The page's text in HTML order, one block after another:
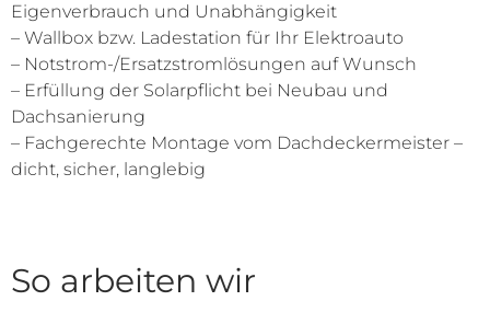
Eigenverbrauch und Unabhängigkeit
– Wallbox bzw. Ladestation für Ihr Elektroauto
– Notstrom-/Ersatzstromlösungen auf Wunsch
– Erfüllung der Solarpflicht bei Neubau und
Dachsanierung
– Fachgerechte Montage vom Dachdeckermeister –
dicht, sicher, langlebig
So arbeiten wir